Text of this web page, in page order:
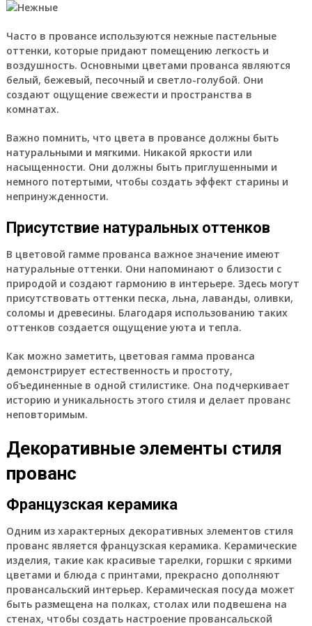
Часто в провансе используются нежные пастельные
оттенки, которые придают помещению легкость и
воздушность. Основными цветами прованса являются
белый, бежевый, песочный и светло-голубой. Они
создают ощущение свежести и пространства в
комнатах.
Важно помнить, что цвета в провансе должны быть
натуральными и мягкими. Никакой яркости или
насыщенности. Они должны быть приглушенными и
немного потертыми, чтобы создать эффект старины и
непринужденности.
Присутствие натуральных оттенков
В цветовой гамме прованса важное значение имеют
натуральные оттенки. Они напоминают о близости с
природой и создают гармонию в интерьере. Здесь могут
присутствовать оттенки песка, льна, лаванды, оливки,
соломы и древесины. Благодаря использованию таких
оттенков создается ощущение уюта и тепла.
Как можно заметить, цветовая гамма прованса
демонстрирует естественность и простоту,
объединенные в одной стилистике. Она подчеркивает
историю и уникальность этого стиля и делает прованс
неповторимым.
Декоративные элементы стиля
прованс
Французская керамика
Одним из характерных декоративных элементов стиля
прованс является французская керамика. Керамические
изделия, такие как красивые тарелки, горшки с яркими
цветами и блюда с принтами, прекрасно дополняют
провансальский интерьер. Керамическая посуда может
быть размещена на полках, столах или подвешена на
стенах, чтобы создать настроение провансальской